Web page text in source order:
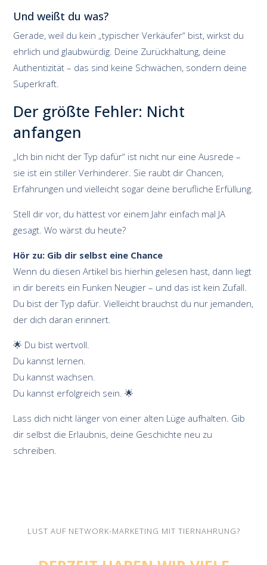
Und weißt du was?
Gerade, weil du kein „typischer Verkäufer“ bist, wirkst du
ehrlich und glaubwürdig. Deine Zurückhaltung, deine
Authentizität – das sind keine Schwächen, sondern deine
Superkraft.
Der größte Fehler: Nicht
anfangen
„Ich bin nicht der Typ dafür“ ist nicht nur eine Ausrede –
sie ist ein stiller Verhinderer. Sie raubt dir Chancen,
Erfahrungen und vielleicht sogar deine berufliche Erfüllung.
Stell dir vor, du hättest vor einem Jahr einfach mal JA
gesagt. Wo wärst du heute?
Hör zu: Gib dir selbst eine Chance
Wenn du diesen Artikel bis hierhin gelesen hast, dann liegt
in dir bereits ein Funken Neugier – und das ist kein Zufall.
Du bist der Typ dafür. Vielleicht brauchst du nur jemanden,
der dich daran erinnert.
🌟 Du bist wertvoll.
Du kannst lernen.
Du kannst wachsen.
Du kannst erfolgreich sein. 🌟
Lass dich nicht länger von einer alten Lüge aufhalten. Gib
dir selbst die Erlaubnis, deine Geschichte neu zu
schreiben.
LUST AUF NETWORK-MARKETING MIT TIERNAHRUNG?